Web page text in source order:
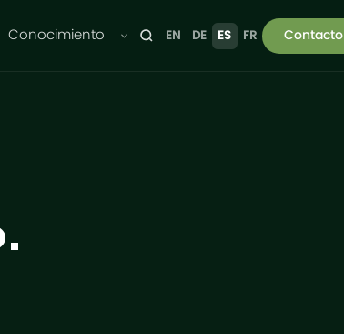
Conocimiento EN DE ES FR Contacto